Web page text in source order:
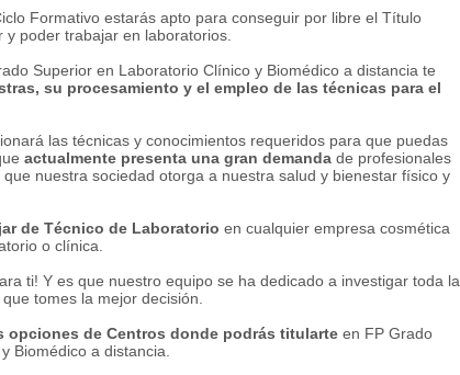
Formativo estarás apto para conseguir por libre el Título
poder trabajar en laboratorios.
Superior en Laboratorio Clínico y Biomédico a distancia te
su procesamiento y el empleo de las técnicas para el
las técnicas y conocimientos requeridos para que puedas
actualmente presenta una gran demanda de profesionales
nuestra sociedad otorga a nuestra salud y bienestar físico y
de Técnico de Laboratorio en cualquier empresa cosmética
o clínica.
ti! Y es que nuestro equipo se ha dedicado a investigar toda la
tomes la mejor decisión.
opciones de Centros donde podrás titularte en FP Grado
Biomédico a distancia.